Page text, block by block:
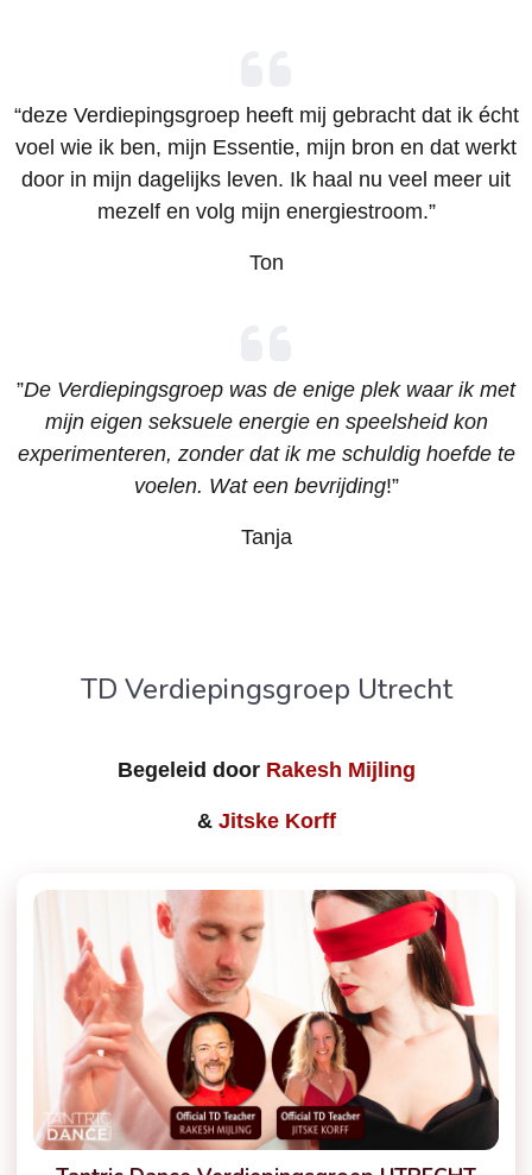
“deze Verdiepingsgroep heeft mij gebracht dat ik écht
voel wie ik ben, mijn Essentie, mijn bron en dat werkt
door in mijn dagelijks leven. Ik haal nu veel meer uit
mezelf en volg mijn energiestroom.”
Ton
”De Verdiepingsgroep was de enige plek waar ik met
mijn eigen seksuele energie en speelsheid kon
experimenteren, zonder dat ik me schuldig hoefde te
voelen. Wat een bevrijding!”
Tanja
TD Verdiepingsgroep Utrecht
Begeleid door Rakesh Mijling
& Jitske Korff